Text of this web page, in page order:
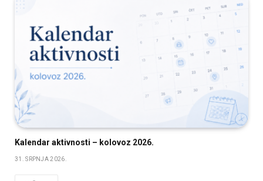
Kalendar aktivnosti – kolovoz 2026.
31. SRPNJA 2026.